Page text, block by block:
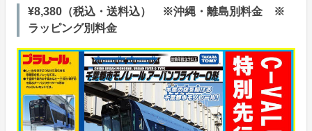
¥8,380（税込・送料込） ※沖縄・離島別料金 ※
ラッピング別料金